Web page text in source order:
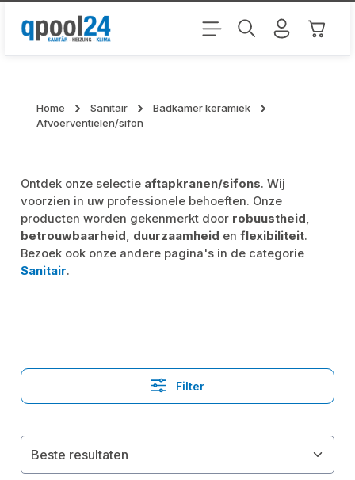
Ga naar de hoofdinhoud
Home Sanitair
Badkamer keramiek
Afvoerventielen/sifon
Ontdek onze selectie aftapkranen/sifons. Wij
voorzien in uw professionele behoeften. Onze
producten worden gekenmerkt door robuustheid,
betrouwbaarheid, duurzaamheid enflexibiliteit.
Bezoek ook onze andere pagina's in de categorie
Sanitair.
Filter